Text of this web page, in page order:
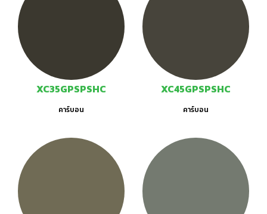
XC35GPSPSHC
คาร์บอน
XC45GPSPSHC
คาร์บอน